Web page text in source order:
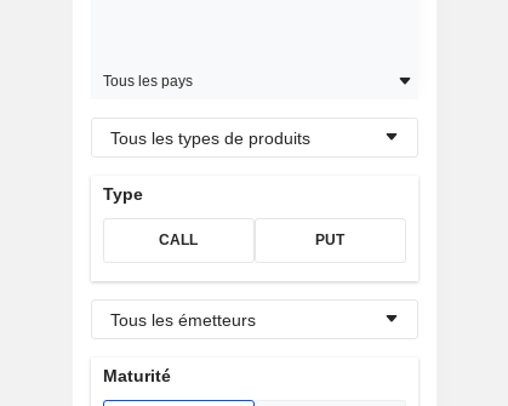
Tous les pays
Tous les types de produits
Type
CALL PUT
Tous les émetteurs
Maturité